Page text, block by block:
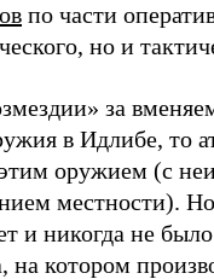
по части
но и
за
в Идлибе, то
оружием (с
местности).
и никогда не
на котором